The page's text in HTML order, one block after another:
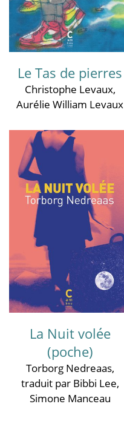
Le Tas de pierres
Christophe Levaux,
Aurélie William Levaux
La Nuit volée
(poche)
Torborg Nedreaas,
traduit par Bibbi Lee,
Simone Manceau